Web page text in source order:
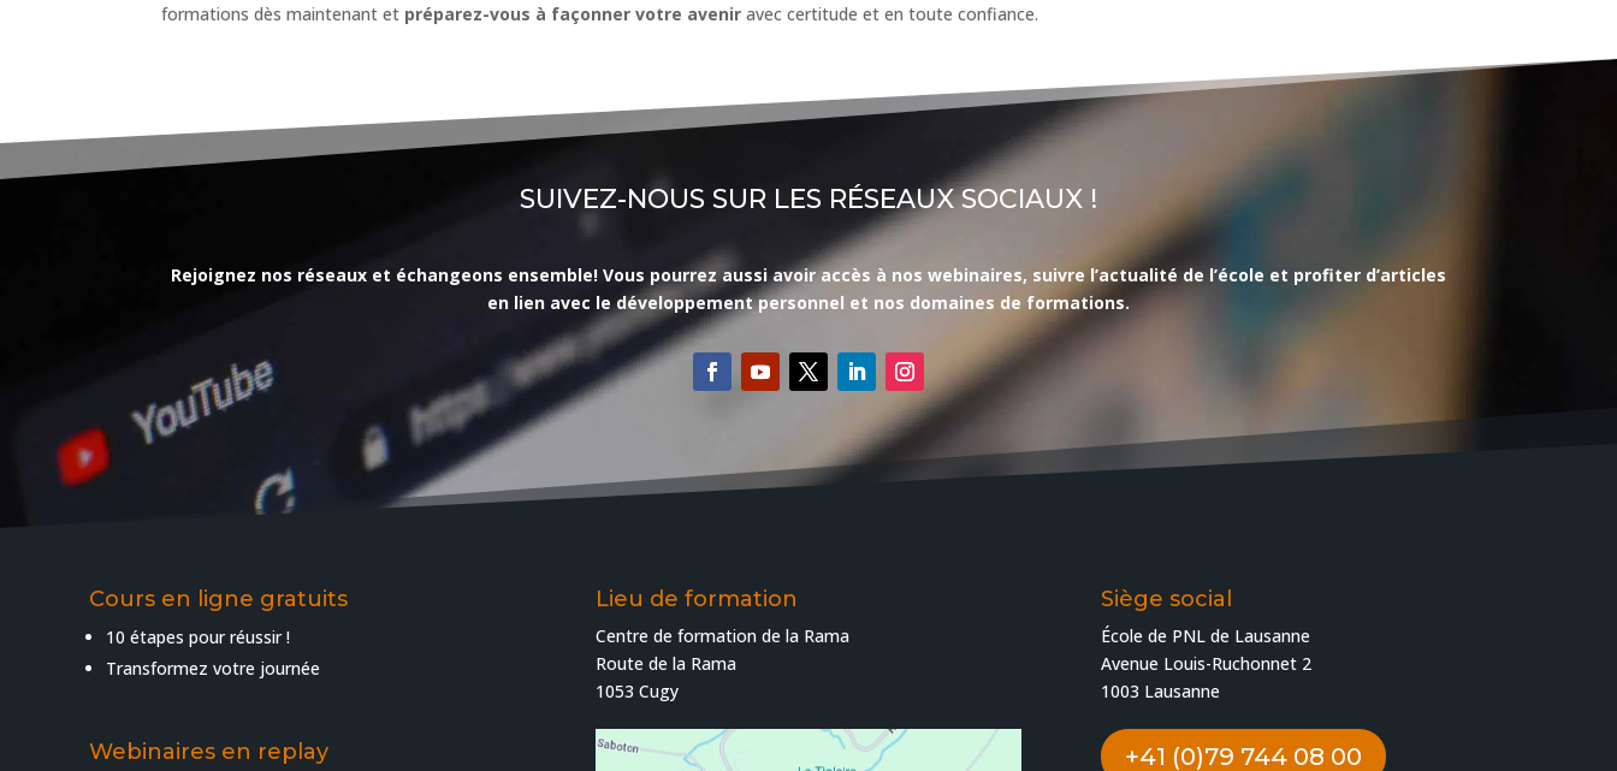
formations dès maintenant et préparez-vous à façonner votre avenir avec certitude et en toute confiance.
SUIVEZ-NOUS SUR LES RÉSEAUX SOCIAUX !
Rejoignez nos réseaux et échangeons ensemble! Vous pourrez aussi avoir accès à nos webinaires, suivre l’actualité de l’école et profiter d’articles
en lien avec le développement personnel et nos domaines de formations.
Cours en ligne gratuits
10 étapes pour réussir !
Transformez votre journée
Webinaires en replay
Lieu de formation
Centre de formation de la Rama
Route de la Rama
1053 Cugy
Siège social
École de PNL de Lausanne
Avenue Louis-Ruchonnet 2
1003 Lausanne
+41 (0)79 744 08 00